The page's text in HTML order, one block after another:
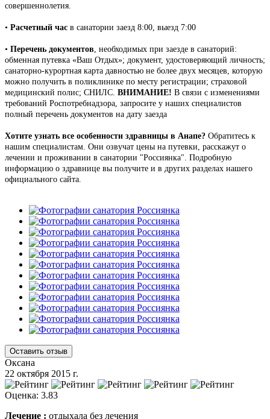
совершеннолетия.
• Расчетный час в санатории заезд 8:00, выезд 7:00
• Перечень документов , необходимых при заезде в санаторий:
обменная путевка «Ваш Отдых»; документ, удостоверяющий личность;
санаторно-курортная карта давностью не более двух месяцев, которую
можно получить в поликлинике по месту регистрации; страховой
медицинский полис; СНИЛС. ВНИМАНИЕ! В связи с изменениями
требований Роспотребнадзора, запросите у наших специалистов
полный перечень документов на дату заезда
Хотите узнать все особенности здравницы в Анапе? Обратитесь к
нашим специалистам. Они озвучат цены на путевки, расскажут о
лечении и проживании в санатории "Россиянка". Подробную
информацию о здравнице вы получите и в других разделах нашего
официального сайта.
Оставить отзыв
Оксана
22 октября 2015 г.
Оценка: 3.83
Лечение : отдыхала без лечения